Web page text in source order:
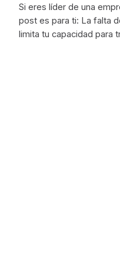
Si eres líder de una
post es para ti: La falta
limita tu capacidad para